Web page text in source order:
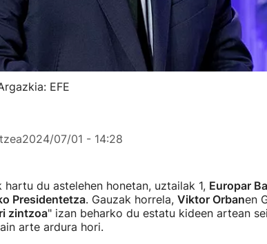
EFE
2024/07/01 - 14:28
hartu du astelehen honetan, uztailak 1, Europar
Presidentetza. Gauzak horrela, Viktor Orbanen
zintzoa" izan beharko du estatu kideen artean
arte ardura hori.